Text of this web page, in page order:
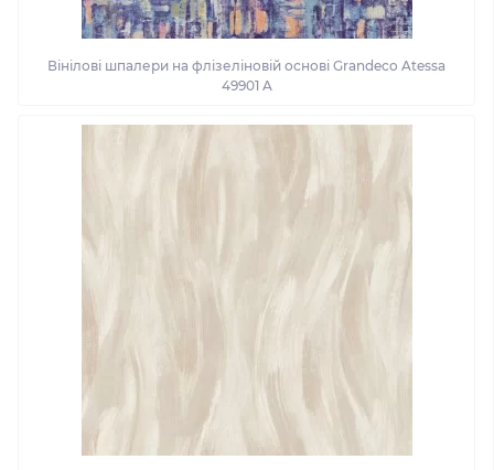
Вінілові шпалери на флізеліновій основі Grandeco Atessa
49901 A